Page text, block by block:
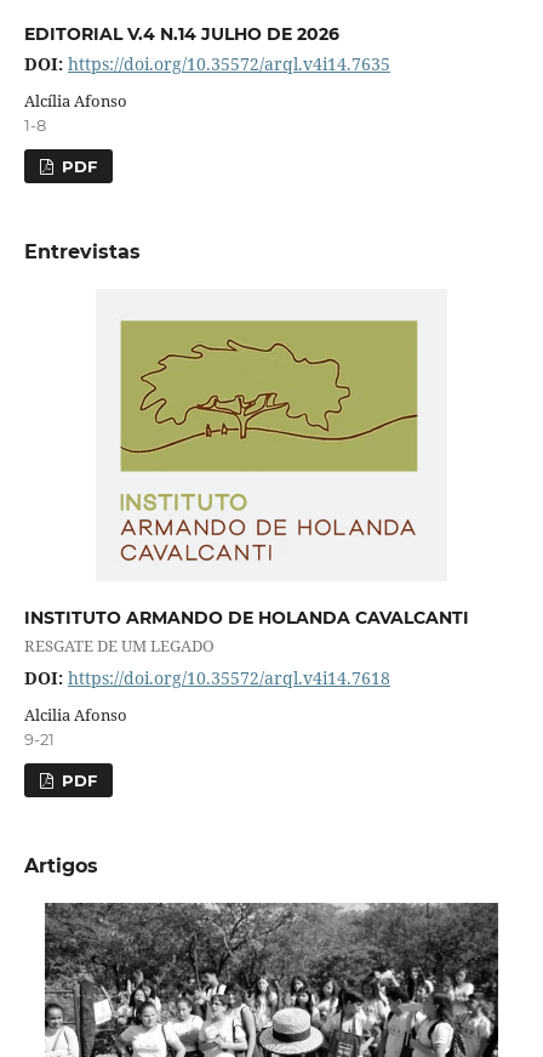
EDITORIAL V.4 N.14 JULHO DE 2026
DOI: https://doi.org/10.35572/arql.v4i14.7635
Alcília Afonso
1-8
PDF
Entrevistas
INSTITUTO ARMANDO DE HOLANDA CAVALCANTI
RESGATE DE UM LEGADO
DOI: https://doi.org/10.35572/arql.v4i14.7618
Alcilia Afonso
9-21
PDF
Artigos